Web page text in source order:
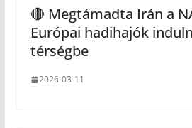
🔴 Megtámadta Irán a
Európai hadihajók
térségbe
2026-03-11